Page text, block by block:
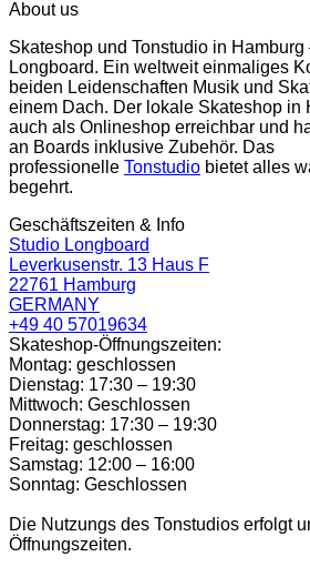
About us
Skateshop und Tonstudio in
Longboard. Ein weltweit einmaliges
beiden Leidenschaften Musik und
einem Dach. Der lokale Skateshop in
auch als Onlineshop erreichbar und
an Boards inklusive Zubehör. Das
professionelle Tonstudio bietet alles
begehrt.
Geschäftszeiten & Info
Studio Longboard
Leverkusenstr. 13 Haus F
22761 Hamburg
GERMANY
+49 40 57019634
Skateshop-Öffnungszeiten:
Montag: geschlossen
Dienstag: 17:30 – 19:30
Mittwoch: Geschlossen
Donnerstag: 17:30 – 19:30
Freitag: geschlossen
Samstag: 12:00 – 16:00
Sonntag: Geschlossen
Die Nutzungs des Tonstudios erfolgt
Öffnungszeiten.